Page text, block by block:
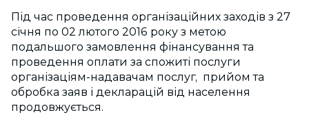
Під час проведення організаційних заходів з 27
січня по 02 лютого 2016 року з метою
подальшого замовлення фінансування та
проведення оплати за спожиті послуги
організаціям-надавачам послуг, прийом та
обробка заяв і декларацій від населення
продовжується.